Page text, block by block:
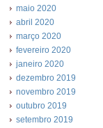
maio 2020
abril 2020
março 2020
fevereiro 2020
janeiro 2020
dezembro 2019
novembro 2019
outubro 2019
setembro 2019